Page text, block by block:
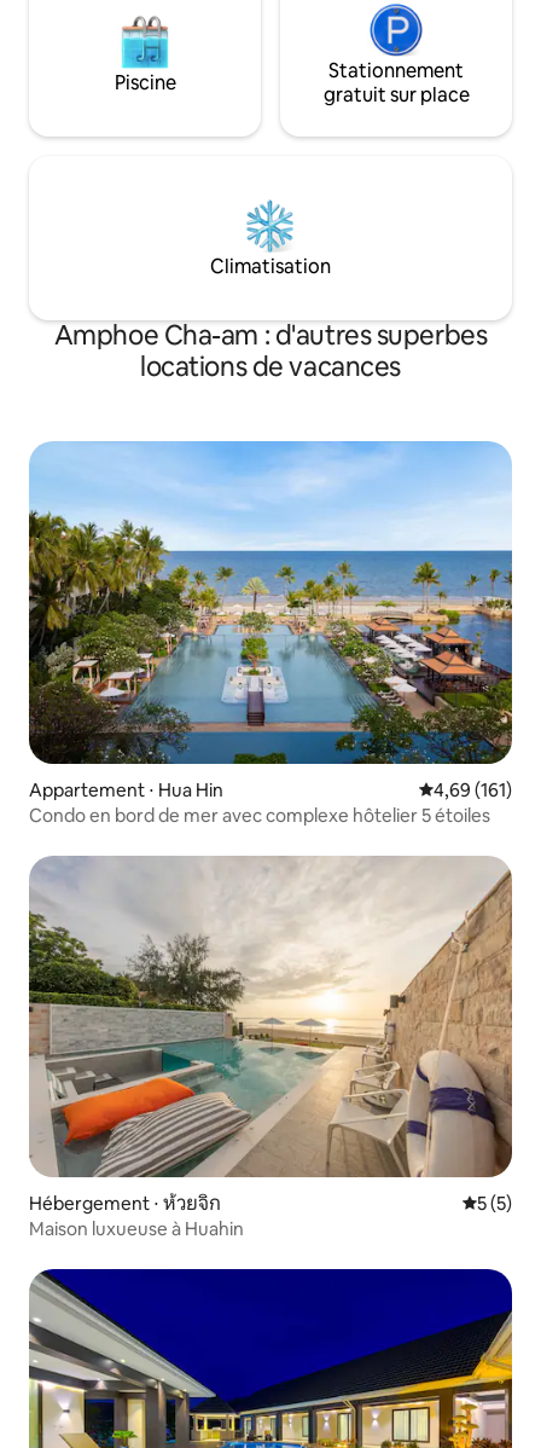
Piscine
Stationnement
gratuit sur place
Climatisation
Amphoe Cha-am : d'autres superbes
locations de vacances
Appartement ⋅ Hua Hin Évaluation
4,69 (161)
Condo en bord de mer avec complexe hôtelier 5 étoiles
Hébergement ⋅ ห้วยจิก
5 (5)
Maison luxueuse à Huahin